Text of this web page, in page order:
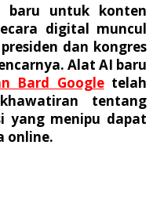
baru untuk konten
digital muncul
dan kongres
Alat AI baru
Bard Googletelah
tentang
yang menipu dapat
online.